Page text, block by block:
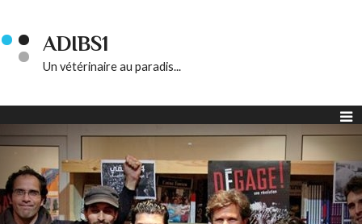
ADIBS1
Un vétérinaire au paradis...